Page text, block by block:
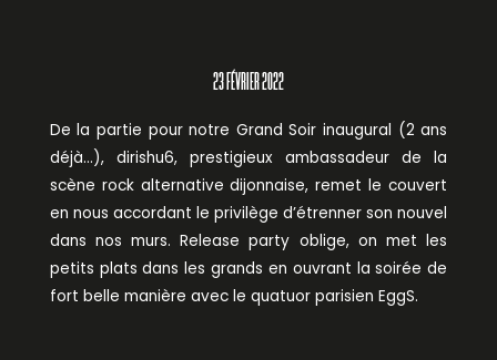
23 FÉVRIER 2022
De la partie pour notre Grand Soir inaugural (2 ans
déjà…), dirishu6, prestigieux ambassadeur de la
scène rock alternative dijonnaise, remet le couvert
en nous accordant le privilège d’étrenner son nouvel
dans nos murs. Release party oblige, on met les
petits plats dans les grands en ouvrant la soirée de
fort belle manière avec le quatuor parisien EggS.